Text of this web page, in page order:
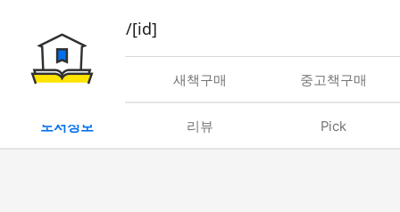
book/rent/[id]
대여 새책구매 중고책구매
도서정보 리뷰 Pick